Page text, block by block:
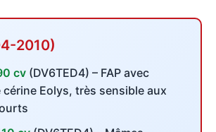
2010)
cv (DV6TED4) – FAP avec
cérine Eolys, très sensible aux